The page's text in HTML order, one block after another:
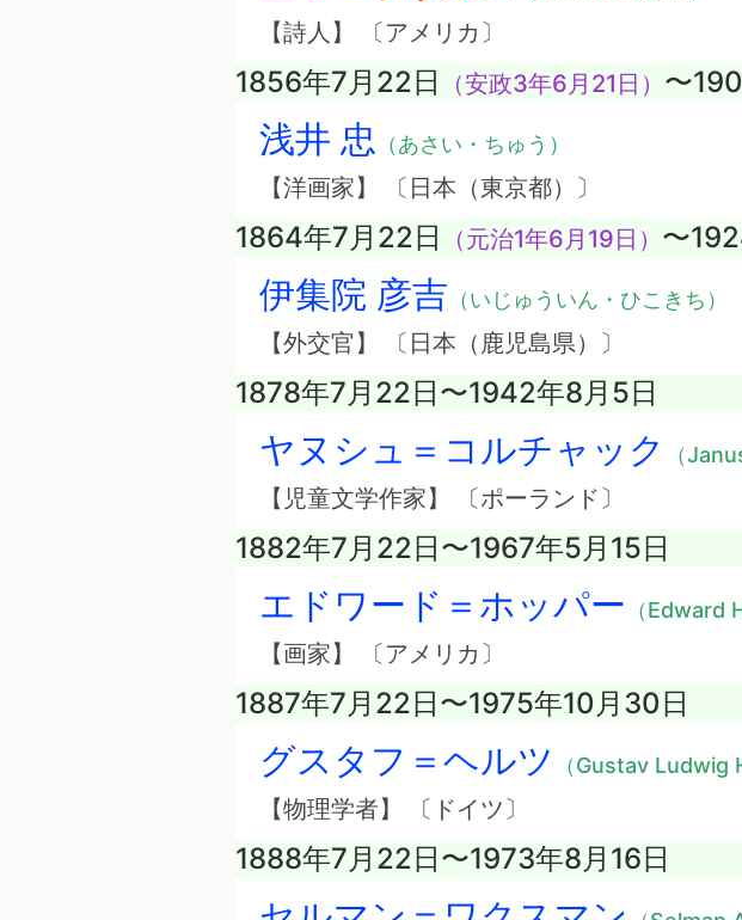
【詩人】 〔アメリカ〕
1856年7月22日 （安政3年6月21日） 〜
浅井 忠 （あさい・ちゅう）
【洋画家】 〔日本（東京都）〕
1864年7月22日 （元治1年6月19日） 〜
伊集院 彦吉 （いじゅういん・ひこきち）
【外交官】 〔日本（鹿児島県）〕
1878年7月22日〜1942年8月5日
ヤヌシュ＝コルチャック （
【児童文学作家】 〔ポーランド〕
1882年7月22日〜1967年5月15日
エドワード＝ホッパー （Edward
【画家】 〔アメリカ〕
1887年7月22日〜1975年10月30日
グスタフ＝ヘルツ （Gustav Ludwig
【物理学者】 〔ドイツ〕
1888年7月22日〜1973年8月16日